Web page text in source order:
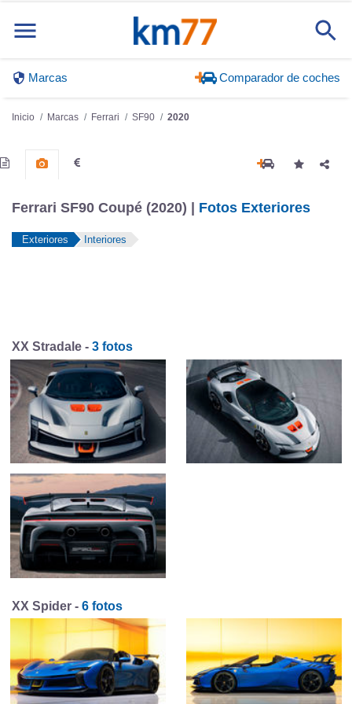
Marcas Comparador de coches
Inicio Marcas Ferrari SF90 2020
Ferrari SF90 Coupé (2020) | Fotos Exteriores
Exteriores Interiores
XX Stradale - 3 fotos
XX Spider - 6 fotos